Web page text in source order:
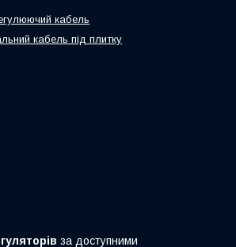
кабель
кабель під плитку
за доступними